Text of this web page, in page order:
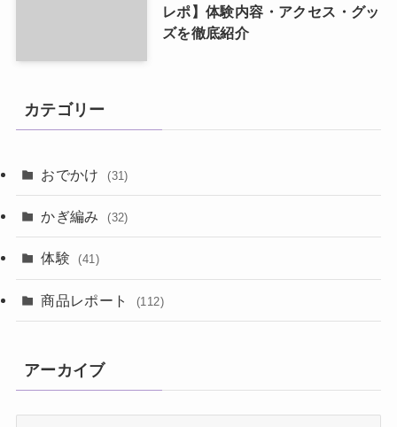
レポ】体験内容・アクセス・グッ
ズを徹底紹介
カテゴリー
おでかけ (31)
かぎ編み (32)
体験 (41)
商品レポート (112)
アーカイブ